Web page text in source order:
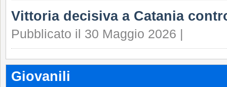
Vittoria decisiva a Catania
Pubblicato il 30 Maggio 2026 |
Giovanili